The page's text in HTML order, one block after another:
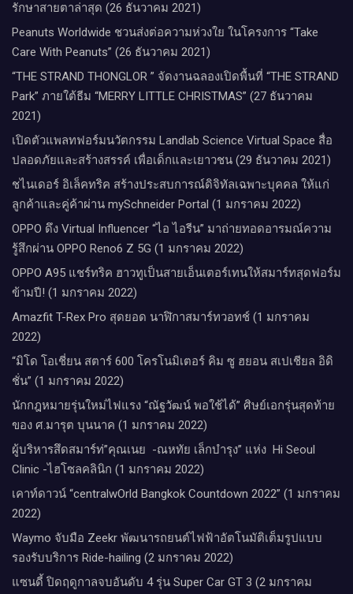
รักษาสายตาล่าสุด (26 ธันวาคม 2021)
Peanuts Worldwide ชวนส่งต่อความห่วงใย​ ​ในโครงการ “Take
Care With Peanuts” (26 ธันวาคม 2021)
“THE STRAND THONGLOR ” จัดงานฉลองเปิดพื้นที่ “THE STRAND
Park” ภายใต้ธีม “MERRY LITTLE CHRISTMAS” (27 ธันวาคม
2021)
เปิดตัวแพลทฟอร์มนวัตกรรม Landlab Science Virtual Space สื่อ
ปลอดภัยและสร้างสรรค์ เพื่อเด็กและเยาวชน (29 ธันวาคม 2021)
ชไนเดอร์ อิเล็คทริค สร้างประสบการณ์ดิจิทัลเฉพาะบุคคล ให้แก่
ลูกค้าและคู่ค้าผ่าน mySchneider Portal (1 มกราคม 2022)
OPPO ดึง Virtual Influencer “ไอ ไอรีน” มาถ่ายทอดอารมณ์ความ
รู้สึกผ่าน OPPO Reno6 Z 5G (1 มกราคม 2022)
OPPO A95 แชร์ทริค ฮาวทูเป็นสายเอ็นเตอร์เทนให้สมาร์ทสุดฟอร์ม
ข้ามปี! (1 มกราคม 2022)
Amazfit T-Rex Pro สุดยอด นาฬิกาสมาร์ทวอทช์ (1 มกราคม
2022)
“มิโด โอเชี่ยน สตาร์ 600 โครโนมิเตอร์ คิม ซู ฮยอน สเปเชียล อิดิ
ชั่น” (1 มกราคม 2022)
นักกฎหมายรุ่นใหม่ไฟแรง “ณัฐวัฒน์ พอใช้ได้” ศิษย์เอกรุ่นสุดท้าย
ของ ศ.มารุต บุนนาค (1 มกราคม 2022)
ผู้บริหารสึดสมาร์ท่”คุณเนย -ณหทัย เล็กบำรุง” แห่ง Hi Seoul
Clinic -ไฮโซลคลินิก (1 มกราคม 2022)
เคาท์ดาวน์​ “centralwOrld Bangkok Countdown 2022” (1 มกราคม
2022)
Waymo จับมือ Zeekr พัฒนารถยนต์ไฟฟ้าอัตโนมัติเต็มรูปแบบ
รองรับบริการ Ride-hailing (2 มกราคม 2022)
แซนดี้ ปิดฤดูกาลจบอันดับ 4 รุ่น Super Car GT 3 (2 มกราคม